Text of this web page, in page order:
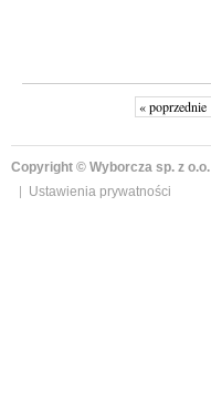
« poprzednie
Copyright © Wyborcza sp. z o.o.
Ustawienia prywatności